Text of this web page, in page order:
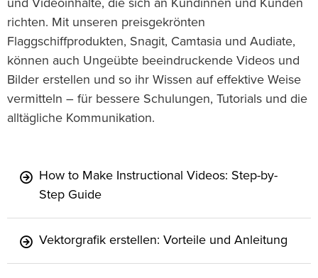
und Videoinhalte, die sich an Kundinnen und Kunden
richten. Mit unseren preisgekrönten
Flaggschiffprodukten, Snagit, Camtasia und Audiate,
können auch Ungeübte beeindruckende Videos und
Bilder erstellen und so ihr Wissen auf effektive Weise
vermitteln – für bessere Schulungen, Tutorials und die
alltägliche Kommunikation.
How to Make Instructional Videos: Step-by-
Step Guide
Vektorgrafik erstellen: Vorteile und Anleitung